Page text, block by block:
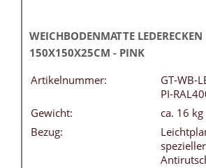
WEICHBODENMATTE LEDERECKEN
150X150X25CM - PINK
Artikelnummer:
GT-WB-
PI-
Gewicht:
ca. 16 kg
Bezug:
spezieller